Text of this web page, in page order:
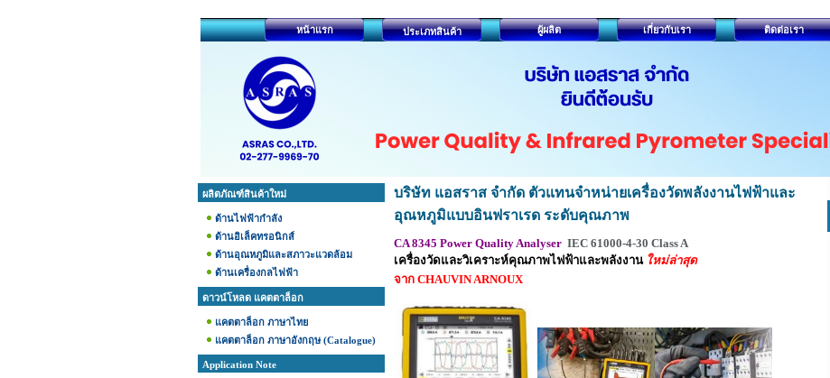
หน้าแรก ประเภทสินค้า ผู้ผลิต เกี่ยวกับเรา ติดต่อเรา
ผลิตภัณฑ์สินค้าใหม่
ด้านไฟฟ้ากำลัง
ด้านอิเล็คทรอนิกส์
ด้านอุณหภูมิและสภาวะแวดล้อม
ด้านเครื่องกลไฟฟ้า
ดาวน์โหลด แคตตาล็อก
แคตตาล็อก ภาษาไทย
แคตตาล็อก ภาษาอังกฤษ (Catalogue)
Application Note
บริษัท แอสราส จำกัด ตัวแทนจำหน่ายเครื่องวัดพลังงานไฟฟ้าและ
อุณหภูมิแบบอินฟราเรด ระดับคุณภาพ
CA 8345 Power Quality Analyser IEC 61000-4-30 Class A
เครื่องวัดและวิเคราะห์คุณภาพไฟฟ้าและพลังงาน ใหม่ล่าสุด
จาก CHAUVIN ARNOUX